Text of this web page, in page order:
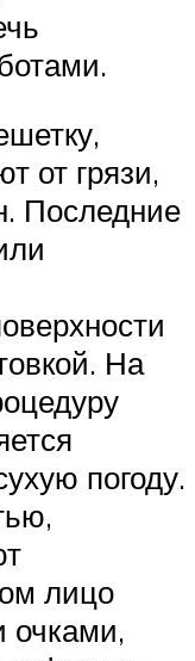
от грязи,
Последние
На
погоду.
лицо
очками,